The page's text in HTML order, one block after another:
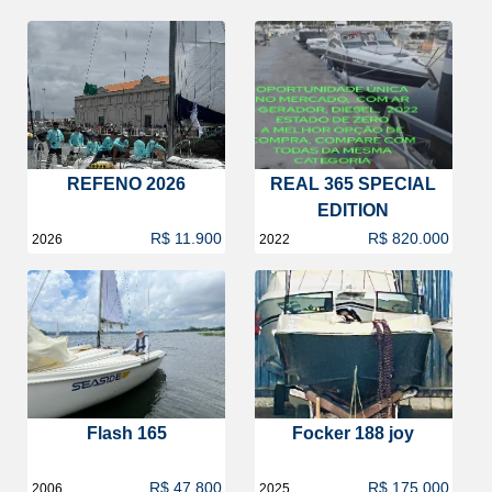
REFENO 2026
2026 R$ 11.900
REAL 365 SPECIAL
EDITION
2022 R$ 820.000
Flash 165
2006 R$ 47.800
Focker 188 joy
2025 R$ 175.000